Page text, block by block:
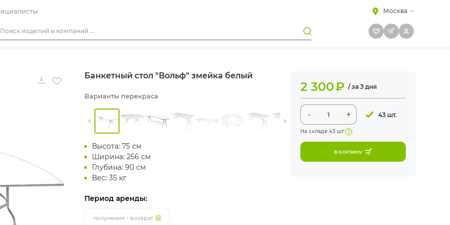
Москва
Фуршетная мебель
Барная мебель
Банкетный стол "Вольф" змейка белый
Варианты перекраса
Высота: 75 см
Ширина: 256 см
Глубина: 90 см
Вес: 35 кг
Период аренды:
получение - возврат
2 300₽ / за 3 дня
- + 43 шт.
На складе 43 шт
В КОРЗИНУ